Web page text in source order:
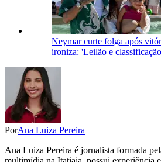
Neymar curte folga após
ironiza: 'Leilão e
PorAna Luiza Pereira
Ana Luiza Pereira é jornalista formada